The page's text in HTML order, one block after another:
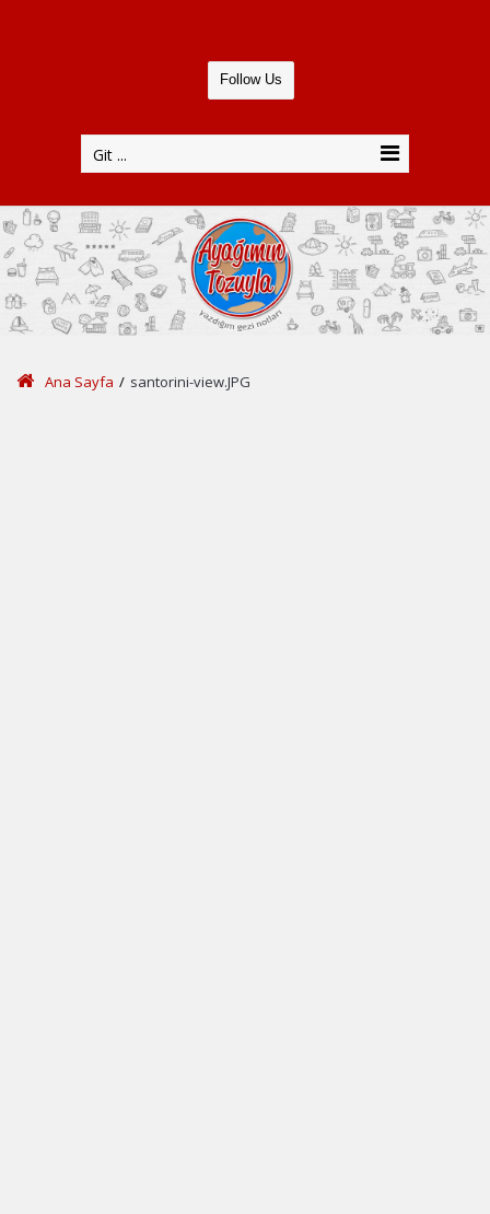
Follow Us
Git ...
Ana Sayfa / santorini-view.JPG